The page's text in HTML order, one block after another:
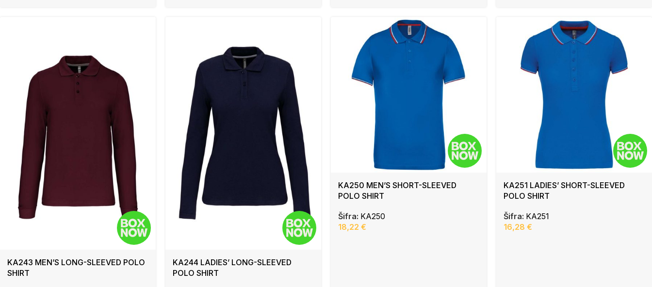
KA243 MEN’S LONG-SLEEVED POLO
SHIRT
KA244 LADIES’ LONG-SLEEVED
POLO SHIRT
KA250 MEN’S SHORT-SLEEVED
POLO SHIRT
Šifra: KA250
18,22 €
KA251 LADIES’ SHORT-SLEEVED
POLO SHIRT
Šifra: KA251
16,28 €